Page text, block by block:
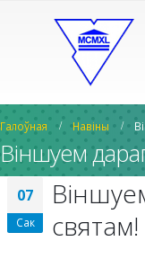
Галоўная Навіны
Віншуем
07
Сак
святам!